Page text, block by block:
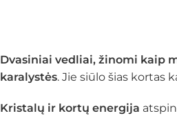
Dvasiniai vedliai, žinomi kaip
karalystės. Jie siūlo šias kortas
Kristalų ir kortų energija